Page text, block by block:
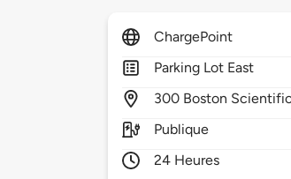
ChargePoint
Parking Lot East
300 Boston
Publique
24 Heures